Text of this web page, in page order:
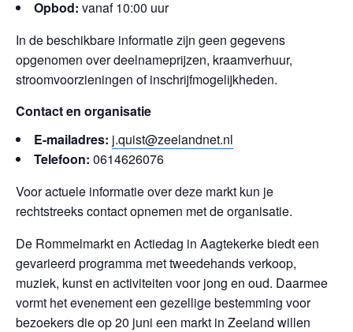
Opbod: vanaf 10:00 uur
In de beschikbare informatie zijn geen gegevens
opgenomen over deelnameprijzen, kraamverhuur,
stroomvoorzieningen of inschrijfmogelijkheden.
Contact en organisatie
E-mailadres: j.quist@zeelandnet.nl
Telefoon: 0614626076
Voor actuele informatie over deze markt kun je
rechtstreeks contact opnemen met de organisatie.
De Rommelmarkt en Actiedag in Aagtekerke biedt een
gevarieerd programma met tweedehands verkoop,
muziek, kunst en activiteiten voor jong en oud. Daarmee
vormt het evenement een gezellige bestemming voor
bezoekers die op 20 juni een markt in Zeeland willen